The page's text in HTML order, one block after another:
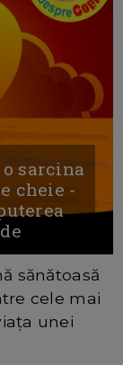
sarcina
cheie -
sănătoasă
cele mai
unei